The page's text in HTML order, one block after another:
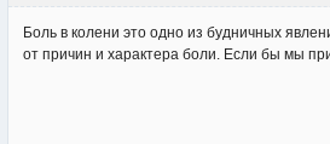
Боль в колени это одно из будничных
от причин и характера боли. Если бы мы